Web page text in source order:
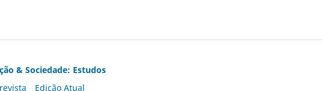
& Sociedade: Estudos
Edição Atual